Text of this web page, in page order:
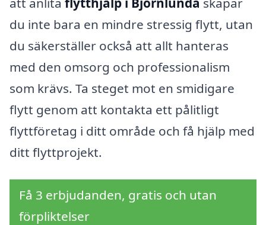
du inte bara en mindre stressig flytt, utan
du säkerställer också att allt hanteras
med den omsorg och professionalism
som krävs. Ta steget mot en smidigare
flytt genom att kontakta ett pålitligt
flyttföretag i ditt område och få hjälp med
ditt flyttprojekt.
Få 3 erbjudanden, gratis och utan
förpliktelser